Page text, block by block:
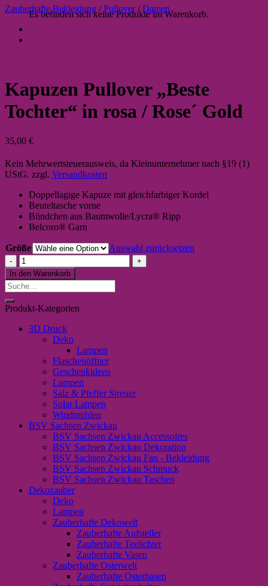
Es befinden sich keine Produkte im Warenkorb.
Zauberhafte Bekleidung / Pullover / Damen
Kapuzen Pullover „Beste
Tochter“ in rosa / Rose´ Gold
35,00 €
Kein Mehrwertsteuerausweis, da Kleinunternehmer nach §19 (1)
UStG. zzgl. Versandkosten
Doppellagige Kapuze mit gleichfarbiger Kordel
Beuteltasche vorne
Bündchen aus Baumwolle/Lycra® Ripp
Belcoro® Garn
Größe
Auswahl zurücksetzen
Kapuzen
Pullover
„Beste
Tochter“
rosa
Rose
Menge
In den Warenkorb
Suche
nach:
Produkt-Kategorien
3D Druck
Deko
Lampen
Flaschenöffner
Geschenkideen
Lampen
Salz & Pfeffer Streuer
Solar Lampen
Windmühlen
BSV Sachsen Zwickau
BSV Sachsen Zwickau Accessoires
BSV Sachsen Zwickau Dekoration
BSV Sachsen Zwickau Fan - Bekleidung
BSV Sachsen Zwickau Schmuck
BSV Sachsen Zwickau Taschen
Dekozauber
Deko
Lampen
Zauberhafte Dekowelt
Zauberhafte Aufsteller
Zauberhafte Teelichter
Zauberhafte Vasen
Zauberhafte Osterwelt
Zauberhafte Osterhasen